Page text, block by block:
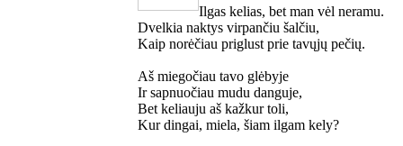
Ilgas kelias, bet man vėl neramu.
Dvelkia naktys virpančiu šalčiu,
Kaip norėčiau priglust prie tavųjų pečių.
Aš miegočiau tavo glėbyje
Ir sapnuočiau mudu danguje,
Bet keliauju aš kažkur toli,
Kur dingai, miela, šiam ilgam kely?